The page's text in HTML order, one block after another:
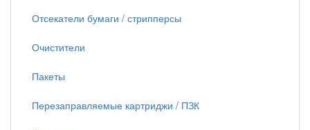
Отсекатели бумаги / стрипперсы
Очистители
Пакеты
Перезаправляемые картриджи / ПЗК